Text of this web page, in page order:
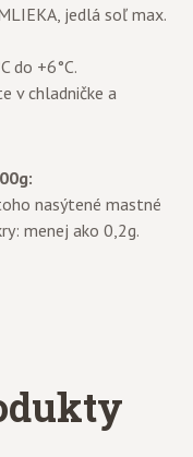
jedlá soľ max.
do +6°C.
v chladničke a
nasýtené mastné
menej ako 0,2g.